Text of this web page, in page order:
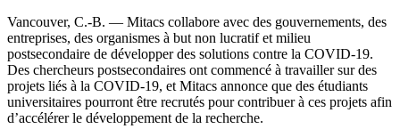
Vancouver, C.-B. — Mitacs collabore avec des gouvernements, des
entreprises, des organismes à but non lucratif et milieu
postsecondaire de développer des solutions contre la COVID-19.
Des chercheurs postsecondaires ont commencé à travailler sur des
projets liés à la COVID-19, et Mitacs annonce que des étudiants
universitaires pourront être recrutés pour contribuer à ces projets afin
d’accélérer le développement de la recherche.